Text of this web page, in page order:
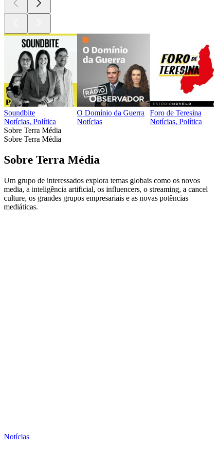
Soundbite
Notícias, Política
O Domínio da Guerra
Notícias
Foro de Teresina
Notícias, Política
Sobre Terra Média
Sobre Terra Média
Sobre Terra Média
Um grupo de interessados explora temas globais como os novos
media, a inteligência artificial, os influencers, o streaming, a cancel
culture, os grandes grupos empresariais e as novas potências
mediáticas.
Notícias